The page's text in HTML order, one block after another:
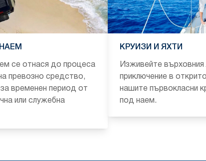
се отнася до процеса
превозно средство,
временен период от
или служебна
КРУИЗИ И ЯХТИ
Изживейте върховния
приключение в
нашите първокласни
под наем.